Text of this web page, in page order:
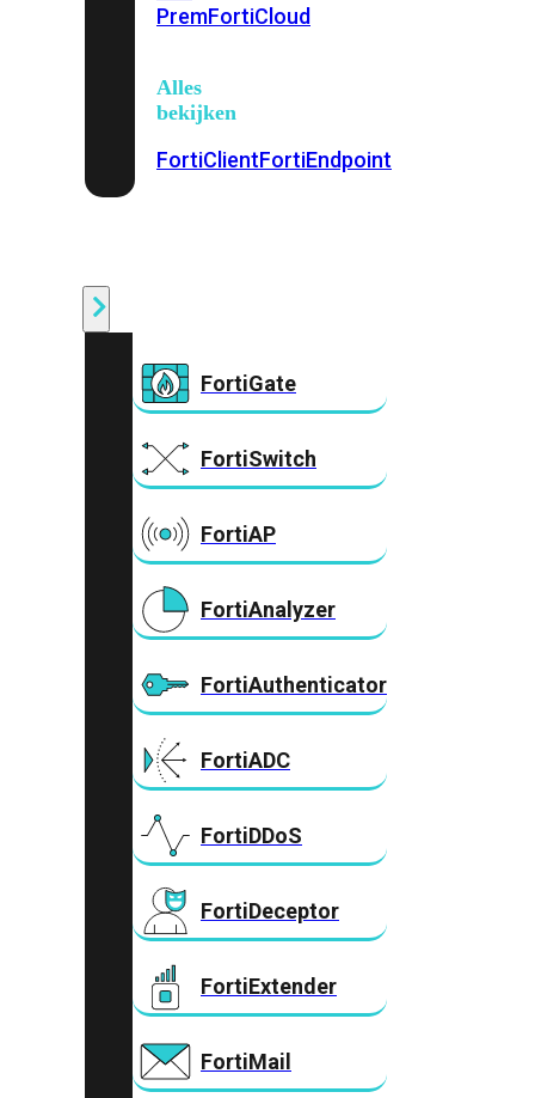
PremFortiCloud
Alles
bekijken
FortiClientFortiEndpoint
FortiGate
FortiSwitch
FortiAP
FortiAnalyzer
FortiAuthenticator
FortiADC
FortiDDoS
FortiDeceptor
FortiExtender
FortiMail